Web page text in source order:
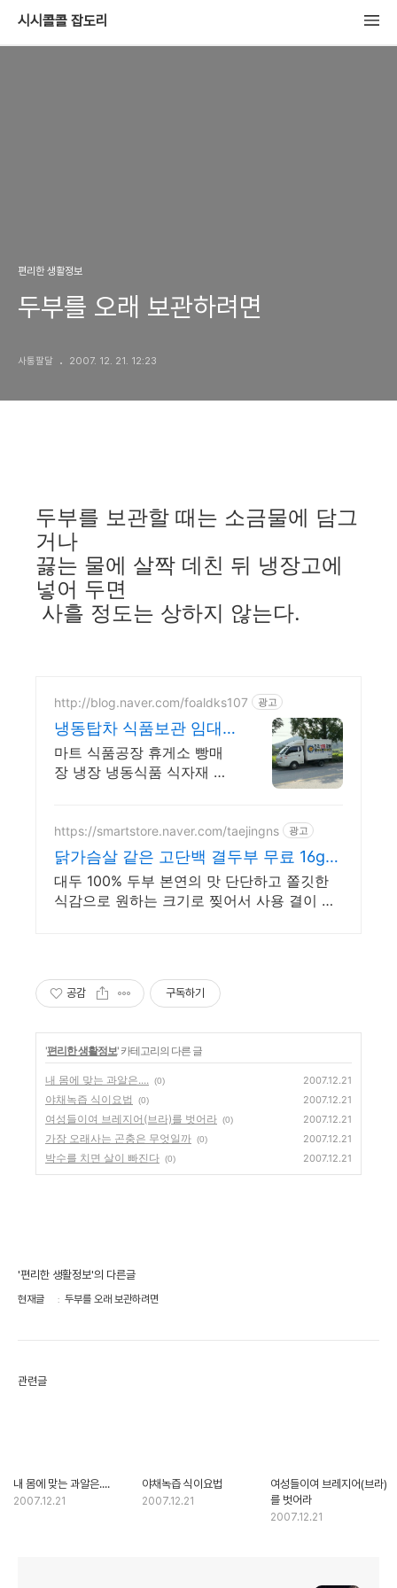
시시콜콜 잡도리
편리한 생활정보
두부를 오래 보관하려면
사통팔달 2007. 12. 21. 12:23
두부를 보관할 때는 소금물에 담그
거나
끓는 물에 살짝 데친 뒤 냉장고에
넣어 두면
사흘 정도는 상하지 않는다.
http://blog.naver.com/foaldks107 광고
냉동탑차 식품보관 임대
대여
마트 식품공장 휴게소 빵매
장 냉장 냉동식품 식자재 보
https://smartstore.naver.com/taejingns 광고
닭가슴살 같은 고단백 결두부 무료 16g의
단백질 함량
대두 100% 두부 본연의 맛 단단하고 쫄깃한
식감으로 원하는 크기로 찢어서 사용 결이 살
공감 구독하기
'편리한 생활정보' 카테고리의 다른 글
내 몸에 맞는 과알은.... (0) 2007.12.21
야채녹즙 식이요법 (0) 2007.12.21
여성들이여 브레지어(브라)를 벗어라 (0) 2007.12.21
가장 오래사는 곤충은 무엇일까 (0) 2007.12.21
박수를 치면 살이 빠진다 (0) 2007.12.21
'편리한 생활정보'의 다른글
현재글 두부를 오래 보관하려면
관련글
내 몸에 맞는 과알은....
2007.12.21
야채녹즙 식이요법
2007.12.21
여성들이여 브레지어(브라)
를 벗어라
2007.12.21